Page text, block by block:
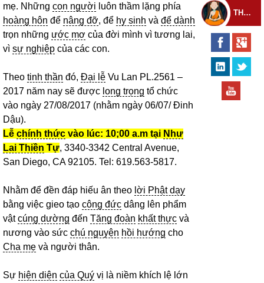
mẹ. Những con người luôn thầm lặng phía
hoàng hôn để nâng đỡ, để hy sinh và để dành
trọn những ước mơ của đời mình vì tương lai,
vì sự nghiệp của các con.
Theo tinh thần đó, Đại lễ Vu Lan PL.2561 –
2017 năm nay sẽ được long trọng tổ chức
vào ngày 27/08/2017 (nhằm ngày 06/07/ Đinh
Dậu).
Lễ chính thức vào lúc: 10;00 a.m tại Như
Lai Thiền Tự, 3340-3342 Central Avenue,
San Diego, CA 92105. Tel: 619.563-5817.
Nhằm để đền đáp hiếu ân theo lời Phật dạy
bằng việc gieo tạo công đức dâng lên phẩm
vậtcúng dường đến Tăng đoàn khất thực và
nương vào sức chú nguyện hồi hướng cho
Cha mẹ và người thân.
Sự hiện diện của Quý vị là niềm khích lệ lớn
THEO DÕI THIỀN TỰ